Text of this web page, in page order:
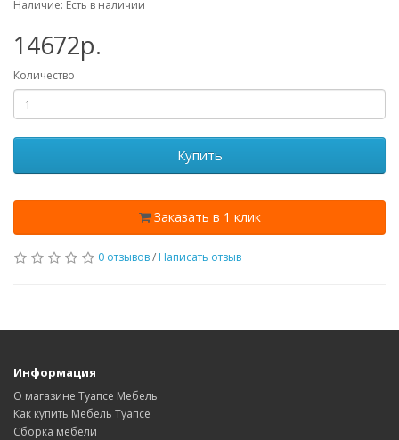
Наличие: Есть в наличии
14672p.
Количество
Купить
Заказать в 1 клик
0 отзывов/ Написать отзыв
Информация
О магазине Туапсе Мебель
Как купить Мебель Туапсе
Сборка мебели